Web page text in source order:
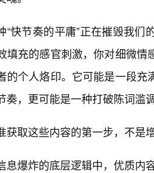
“快节奏的平庸”正在摧毁我
填充的感官刺激，你对细微
的个人烙印。它可能是一段
奏，更可能是一种打破陈词滥
获取这些内容的第一步，不是
息爆炸的底层逻辑中，优质内